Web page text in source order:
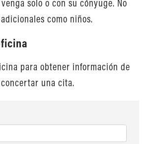
solo o con su cónyuge. No
como niños.
para obtener información de
una cita.